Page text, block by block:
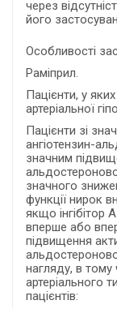
через
його
Особливості
Раміприл.
Пацієнти, у
артеріальної
Пацієнти зі
ангіотензин-
значним
значного
функції нирок
якщо інгібітор
вперше або
підвищення
нагляду, в тому
артеріального
пацієнтів: